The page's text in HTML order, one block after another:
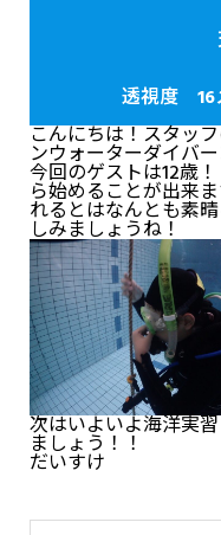
透視度
こんにちは！スタッ
ンウォーターダイバ
今回のゲストは12歳
ら始めることが出来
れるとはなんとも素
しみましょうね！
次はいよいよ海洋実
ましょう！！
だいすけ